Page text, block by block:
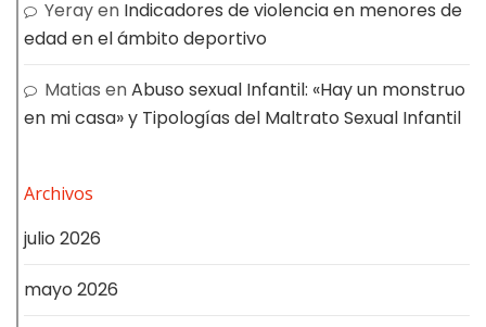
Yerayen Indicadores de violencia en menores de
edad en el ámbito deportivo
Matias enAbuso sexual Infantil: «Hay un monstruo
en mi casa» y Tipologías del Maltrato Sexual Infantil
Archivos
julio 2026
mayo 2026